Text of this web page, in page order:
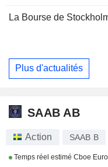
La Bourse de
Plus d'actualités
SAAB AB
Action SAAB B
Temps réel estimé Cboe